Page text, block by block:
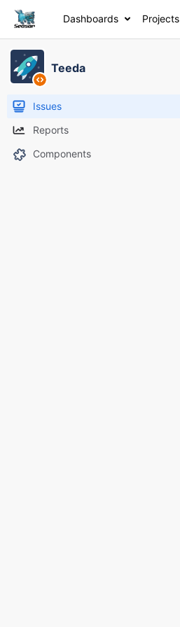
Dashboards Projects
Teeda
Issues
Reports
Components